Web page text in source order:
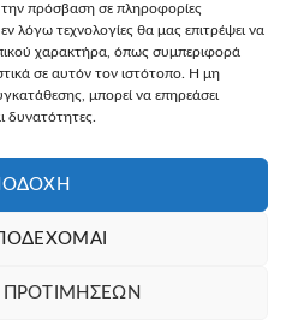
πρόσβαση σε πληροφορίες
λόγω τεχνολογίες θα μας επιτρέψει να
χαρακτήρα, όπως συμπεριφορά
σε αυτόν τον ιστότοπο. Η μη
μπορεί να επηρεάσει
δυνατότητες.
MyIP